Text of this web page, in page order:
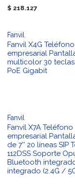
$ 218.127
Fanvil X4G
empresarial
multicolor 30 teclas
PoE Gigabit
Fanvil
Fanvil X7A Teléfono
empresarial
de 7'' 20 líneas SIP
112DSS Soporte
Bluetooth
integrado (2.4G /
Fanvil